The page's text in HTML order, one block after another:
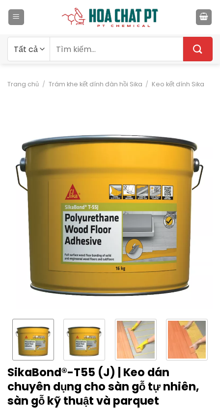
qua
kiếm:
Trang chủ / Trám khe kết dính đàn hồi Sika / Keo kết dính Sika
SikaBond®-T55 (J) | Keo dán
chuyên dụng cho sàn gỗ tự nhiên,
sàn gỗ kỹ thuật và parquet